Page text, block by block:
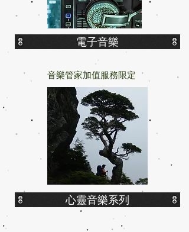
電子音樂
音樂管家加值服務限定
心靈音樂系列